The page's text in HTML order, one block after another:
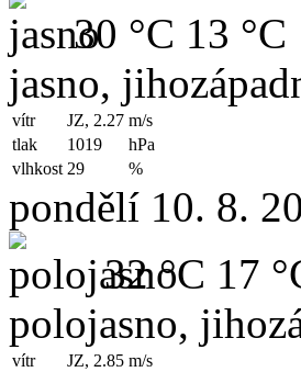
30 °C 13 °C
jasno,
vítr JZ, 2.27 m/s
tlak
1019
hPa
vlhkost 29 %
pondělí 10. 8.
32 °C 17
polojasno,
vítr JZ, 2.85 m/s